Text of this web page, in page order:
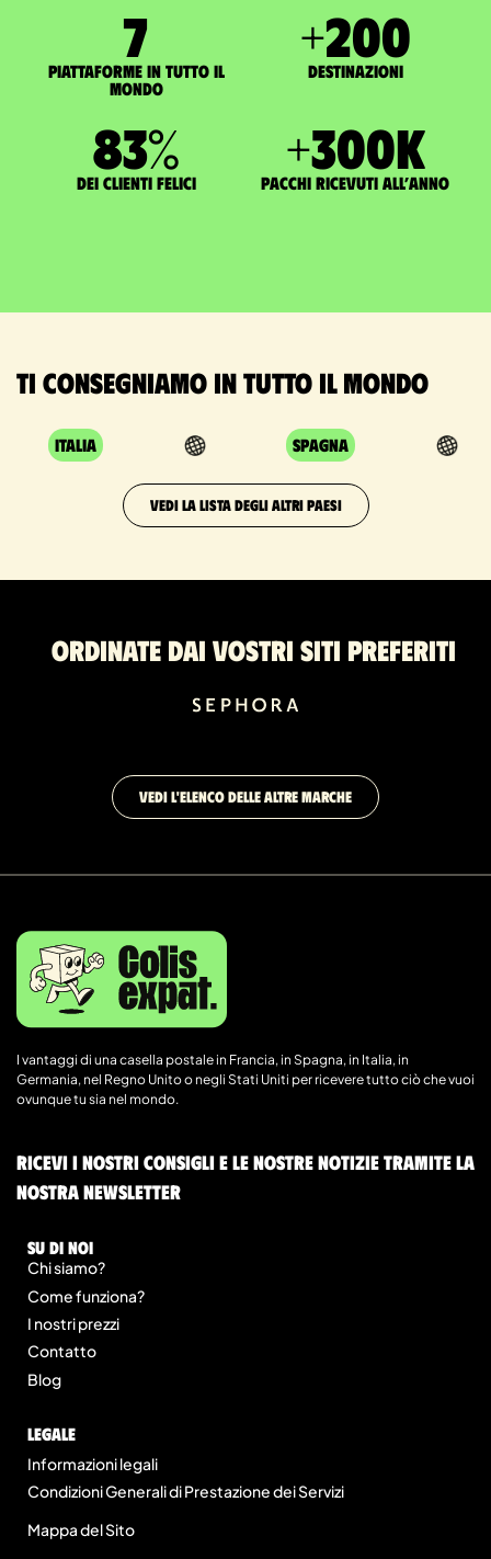
7
Piattaforme in tutto il
mondo
+200
Destinazioni
83%
dei clienti felici
+300K
pacchi ricevuti all’anno
Ti consegniamo in tutto il mondo
Italia Spagna
VEDI LA LISTA DEGLI ALTRI PAESI
Ordinate dai vostri siti preferiti
VEDI L'ELENCO DELLE ALTRE MARCHE
I vantaggi di una casella postale in Francia, in Spagna, in Italia, in
Germania, nel Regno Unito o negli Stati Uniti per ricevere tutto ciò che vuoi
ovunque tu sia nel mondo.
Ricevi i nostri consigli e le nostre notizie tramite la
nostra newsletter
Su di noi
Chi siamo?
Come funziona?
I nostri prezzi
Contatto
Blog
legale
Informazioni legali
Condizioni Generali di Prestazione dei Servizi
Mappa del Sito